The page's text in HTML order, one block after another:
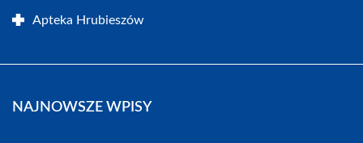
Apteka Hrubieszów
NAJNOWSZE WPISY